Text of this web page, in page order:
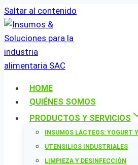
Saltar al contenido
HOME
QUIÉNES SOMOS
PRODUCTOS Y SERVICIOS
INSUMOS LÁCTEOS: YOGURT
UTENSILIOS INDUSTRIALES
LIMPIEZA Y DESINFECCIÓN